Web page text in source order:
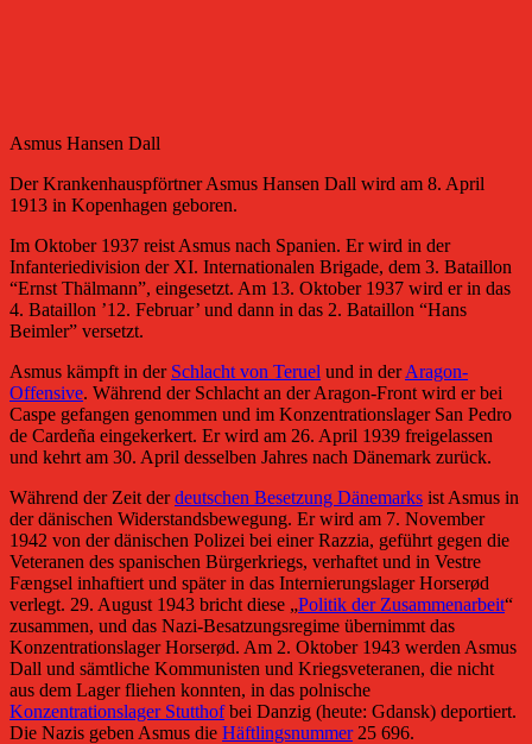
Asmus Hansen Dall
Der Krankenhauspförtner Asmus Hansen Dall wird am 8. April
1913 in Kopenhagen geboren.
Im Oktober 1937 reist Asmus nach Spanien. Er wird in der
Infanteriedivision der XI. Internationalen Brigade, dem 3. Bataillon
“Ernst Thälmann”, eingesetzt. Am 13. Oktober 1937 wird er in das
4. Bataillon ’12. Februar’ und dann in das 2. Bataillon “Hans
Beimler” versetzt.
Asmus kämpft in der Schlacht von Teruel und in derAragon-
Offensive. Während der Schlacht an der Aragon-Front wird er bei
Caspe gefangen genommen und im Konzentrationslager San Pedro
de Cardeña eingekerkert. Er wird am 26. April 1939 freigelassen
und kehrt am 30. April desselben Jahres nach Dänemark zurück.
Während der Zeit derdeutschen Besetzung Dänemarks ist Asmus in
der dänischen Widerstandsbewegung. Er wird am 7. November
1942 von der dänischen Polizei bei einer Razzia, geführt gegen die
Veteranen des spanischen Bürgerkriegs, verhaftet und in Vestre
Fængsel inhaftiert und später in das Internierungslager Horserød
verlegt. 29. August 1943 bricht diese „Politik der Zusammenarbeit“
zusammen, und das Nazi-Besatzungsregime übernimmt das
Konzentrationslager Horserød. Am 2. Oktober 1943 werden Asmus
Dall und sämtliche Kommunisten und Kriegsveteranen, die nicht
aus dem Lager fliehen konnten, in das polnische
Konzentrationslager Stutthofbei Danzig (heute: Gdansk) deportiert.
Die Nazis geben Asmus die Häftlingsnummer25 696.